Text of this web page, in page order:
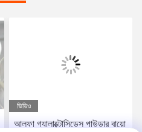
ভিডিও
আলফা গ্যালাক্টোসিডেস পাউডার বায়ো